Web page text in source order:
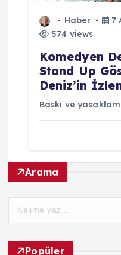
Haber
7
574 views
Komedyen
Stand Up
Deniz’in
Baskı ve
Arama
Popüler